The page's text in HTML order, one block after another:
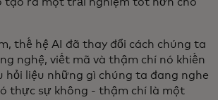
tạo ra một trải nghiệm tốt hơn cho
thế hệ AI đã thay đổi cách chúng ta
nghệ, viết mã và thậm chí nó khiến
hỏi liệu những gì chúng ta đang nghe
thực sự không - thậm chí là một